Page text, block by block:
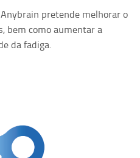
pretende melhorar o
bem como aumentar a
da fadiga.